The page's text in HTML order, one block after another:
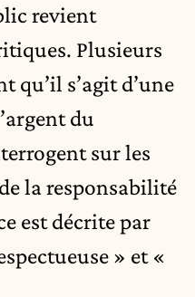
revient
Plusieurs
qu’il s’agit d’une
du
sur les
la responsabilité
est décrite par
» et «